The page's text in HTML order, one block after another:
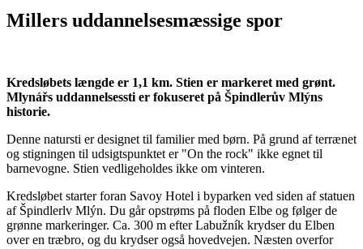
Millers uddannelsesmæssige spor
Kredsløbets længde er 1,1 km. Stien er markeret med grønt.
Mlynářs uddannelsessti er fokuseret på Špindlerův Mlýns
historie.
Denne natursti er designet til familier med børn. På grund af terrænet
og stigningen til udsigtspunktet er "On the rock" ikke egnet til
barnevogne. Stien vedligeholdes ikke om vinteren.
Kredsløbet starter foran Savoy Hotel i byparken ved siden af ​​statuen
af ​​Špindlerlv Mlýn. Du går opstrøms på floden Elbe og følger de
grønne markeringer. Ca. 300 m efter Labužník krydser du Elben
over en træbro, og du krydser også hovedvejen. Næsten overfor